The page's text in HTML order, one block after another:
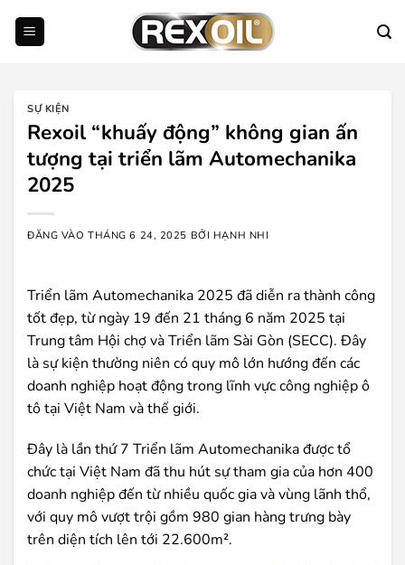
SỰ KIỆN
Rexoil “khuấy động” không gian ấn
tượng tại triển lãm Automechanika
2025
ĐĂNG VÀOTHÁNG 6 24, 2025 BỞI HẠNH NHI
Triển lãm Automechanika 2025 đã diễn ra thành công
tốt đẹp, từ ngày 19 đến 21 tháng 6 năm 2025 tại
Trung tâm Hội chợ và Triển lãm Sài Gòn (SECC). Đây
là sự kiện thường niên có quy mô lớn hướng đến các
doanh nghiệp hoạt động trong lĩnh vực công nghiệp ô
tô tại Việt Nam và thế giới.
Đây là lần thứ 7 Triển lãm Automechanika được tổ
chức tại Việt Nam đã thu hút sự tham gia của hơn 400
doanh nghiệp đến từ nhiều quốc gia và vùng lãnh thổ,
với quy mô vượt trội gồm 980 gian hàng trưng bày
trên diện tích lên tới 22.600m².